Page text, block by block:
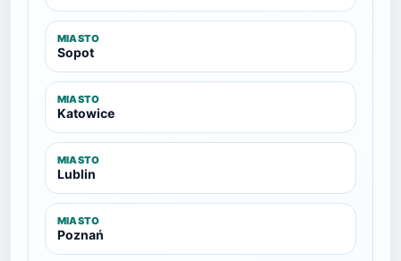
MIASTO
Sopot
MIASTO
Katowice
MIASTO
Lublin
MIASTO
Poznań